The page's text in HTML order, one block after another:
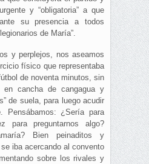
y “obligatoria” a que
su presencia a todos
de María”.
y perplejos, nos aseamos
físico que representaba
de noventa minutos, sin
en cancha de cangagua y
de suela, para luego acudir
Pensábamos: ¿Sería para
para preguntarnos algo?
Bien peinaditos y
iba acercando al convento
sobre los rivales y